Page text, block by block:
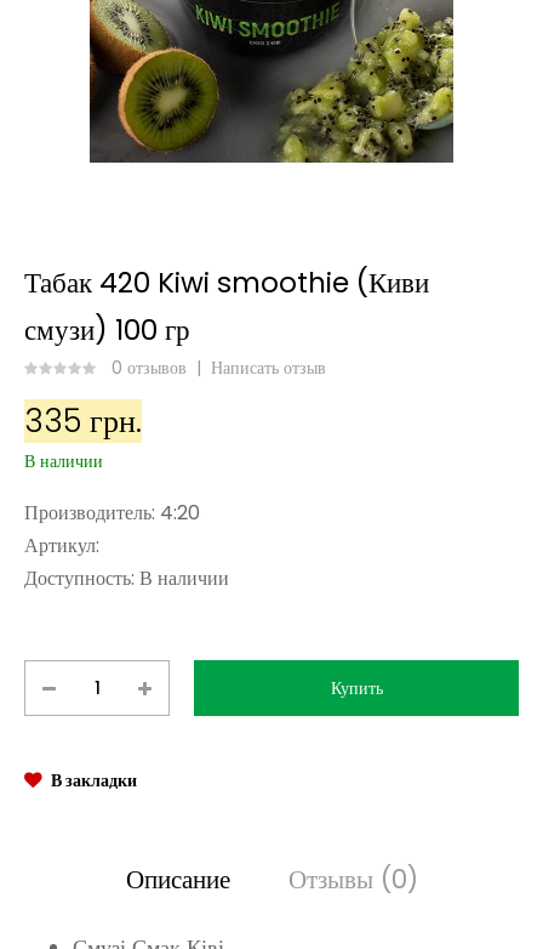
Табак 420 Kiwi smoothie (Киви
смузи) 100 гр
0 отзывов | Написать отзыв
335 грн.
В наличии
Производитель: 4:20
Артикул:
Доступность: В наличии
В закладки
Описание Отзывы (0)